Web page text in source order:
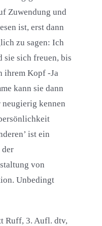
Zuwendung und
ist, erst dann
zu sagen: Ich
sie sich freuen, bis
ihrem Kopf -Ja
kann sie dann
neugierig kennen
ist ein
der
von
Unbedingt
Ruff, 3. Aufl. dtv,